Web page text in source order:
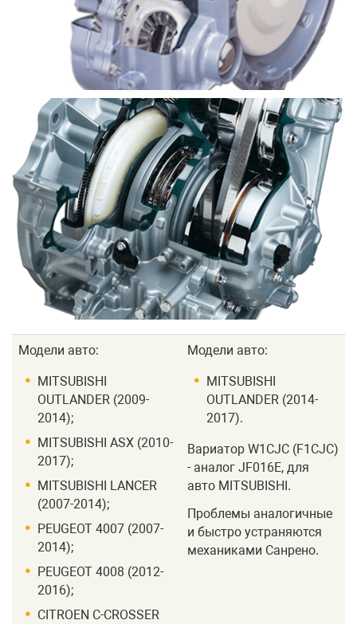
Модели авто:
MITSUBISHI
OUTLANDER (2009-
2014);
MITSUBISHI ASX (2010-
2017);
MITSUBISHI LANCER
(2007-2014);
PEUGEOT 4007 (2007-
2014);
PEUGEOT 4008 (2012-
2016);
CITROEN C-CROSSER
Модели авто:
MITSUBISHI
OUTLANDER (2014-
2017).
Вариатор W1CJС (F1CJС)
- аналог JF016E, для
авто MITSUBISHI.
Проблемы аналогичные
и быстро устраняются
механиками Санрено.